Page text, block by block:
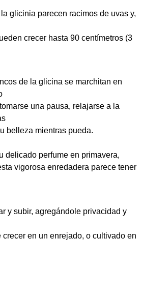
glicinia parecen racimos de uvas y,
crecer hasta 90 centímetros (3
de la glicina se marchitan en
una pausa, relajarse a la
belleza mientras pueda.
delicado perfume en primavera,
vigorosa enredadera parece tener
y subir, agregándole privacidad y
crecer en un enrejado, o cultivado en